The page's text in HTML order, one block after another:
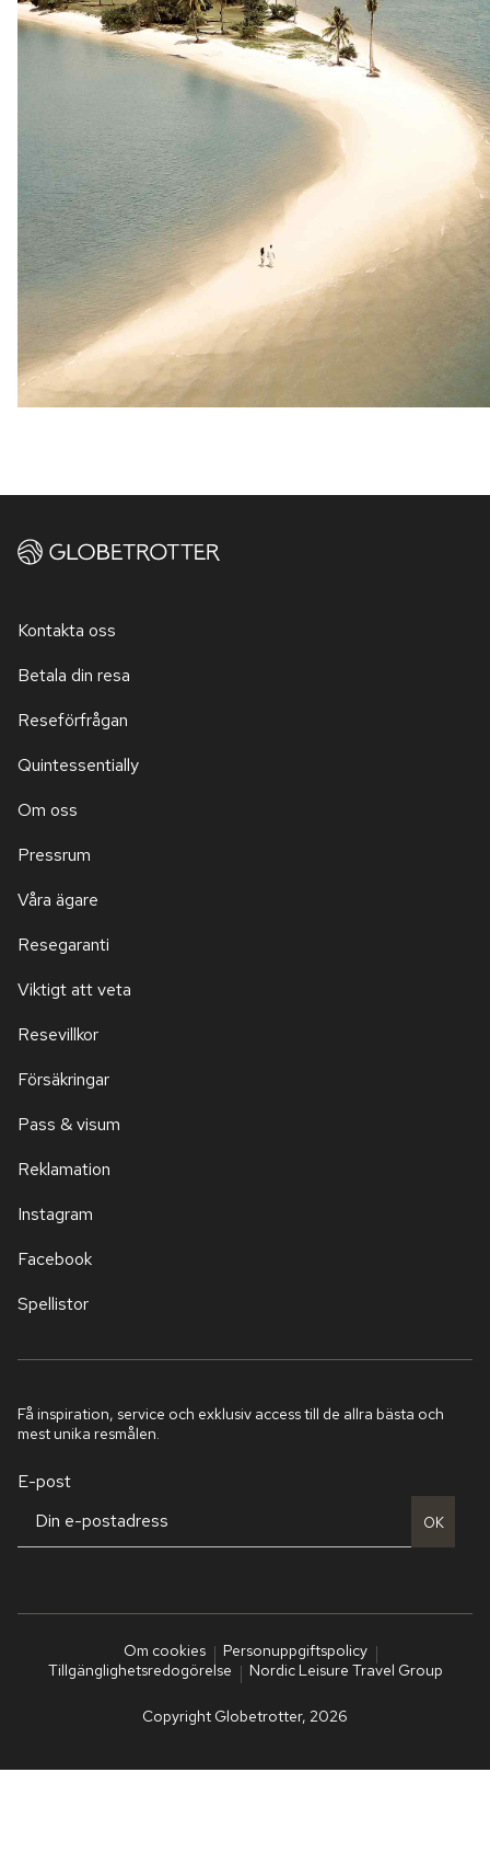
Kontakta oss
Betala din resa
Reseförfrågan
Quintessentially
Om oss
Pressrum
Våra ägare
Resegaranti
Viktigt att veta
Resevillkor
Försäkringar
Pass & visum
Reklamation
Instagram
Facebook
Spellistor
Få inspiration, service och exklusiv access till de allra bästa och
mest unika resmålen.
E-post
OK
Om cookies
Personuppgiftspolicy
Tillgänglighetsredogörelse
Nordic Leisure Travel Group
Copyright Globetrotter, 2026